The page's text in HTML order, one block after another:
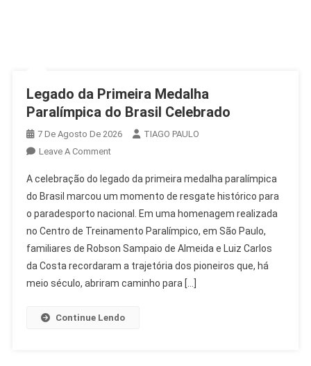
Legado da Primeira Medalha
Paralímpica do Brasil Celebrado
7 De Agosto De 2026
TIAGO PAULO
Leave A CommentOn
Da
Primeira
Medalha
Paralímpica
Do
Brasil
Celebrado
A celebração do legado da primeira medalha paralímpica
do Brasil marcou um momento de resgate histórico para
o paradesporto nacional. Em uma homenagem realizada
no Centro de Treinamento Paralímpico, em São Paulo,
familiares de Robson Sampaio de Almeida e Luiz Carlos
da Costa recordaram a trajetória dos pioneiros que, há
meio século, abriram caminho para […]
Continue Lendo